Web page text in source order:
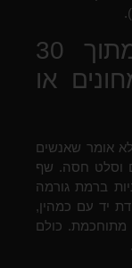
3. מה עושים אם מתוך 30
או
אומר שאנשים
וסלט חסה. שף
ברמת גורמה
יד עם כמהין,
מתוחכמת. כולם